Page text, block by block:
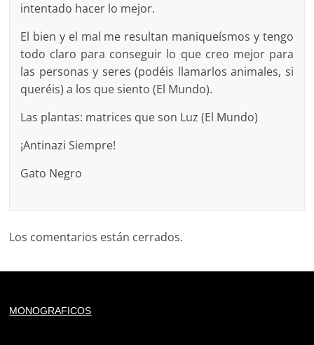
intentado hacer lo mejor.
El bien y el mal me resultan maniqueísmos y tengo
todo claro para conseguir lo que creo mejor para
las personas y seres (podéis llamarlos animales, si
queréis) a los que siento (El Mundo).
Las plantas: matrices que son Luz (El Mundo)
¡Antinazi Siempre!
Gato Negro
Los comentarios están cerrados.
MONOGRAFICOS
of type string is deprecated in